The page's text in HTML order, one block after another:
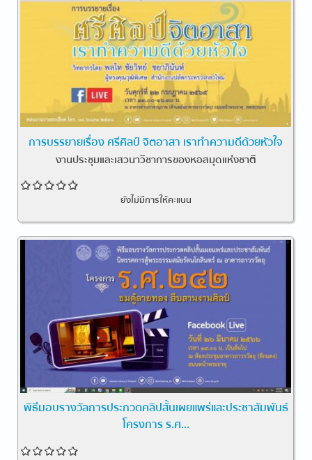
การบรรยายเรื่อง ศรีศิลป์ จิตอาสา เราทำความดีด้วยหัวใจ
งานประชุมและเสวนาวิชาการของหอสมุดแห่งชาติ
ยังไม่มีการให้คะแนน
พิธีมอบรางวัลการประกวดคลิปสั้นเผยแพร่และประชาสัมพันธ์
โครงการ ร.ศ...